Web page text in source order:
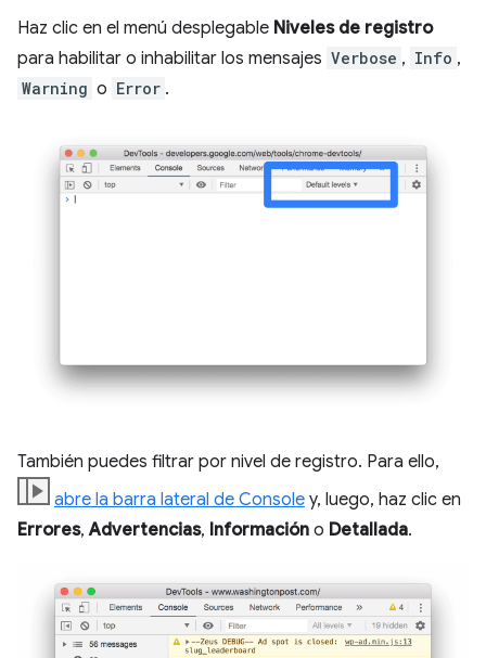
Haz clic en el menú desplegable Niveles de registro
para habilitar o inhabilitar los mensajes Verbose , Info ,
Warning o Error .
También puedes filtrar por nivel de registro. Para ello,
abre la barra lateral de Console y, luego, haz clic en
Errores,Advertencias, Información o Detallada.